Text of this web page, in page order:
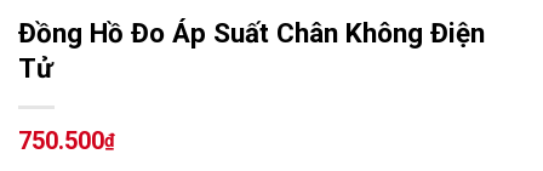
Đồng Hồ Đo Áp Suất Chân Không Điện
Tử
750.500₫